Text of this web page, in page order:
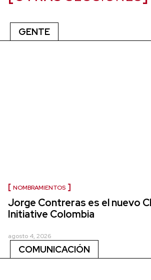
GENTE
NOMBRAMIENTOS
Jorge Contreras es el nuevo
Initiative Colombia
agosto 4, 2026
COMUNICACIÓN